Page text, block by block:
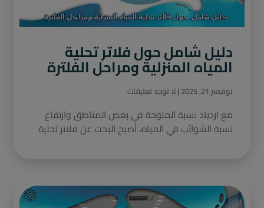
دليل شامل حول فلاتر تحلية
المياه المنزلية ومراحل الفلترة
نوفمبر 21, 2025 لا توجد تعليقات
مع ازدياد نسبة الملوحة في بعض المناطق وارتفاع
نسبة الشوائب في المياه، أصبح البحث عن فلاتر تحلية